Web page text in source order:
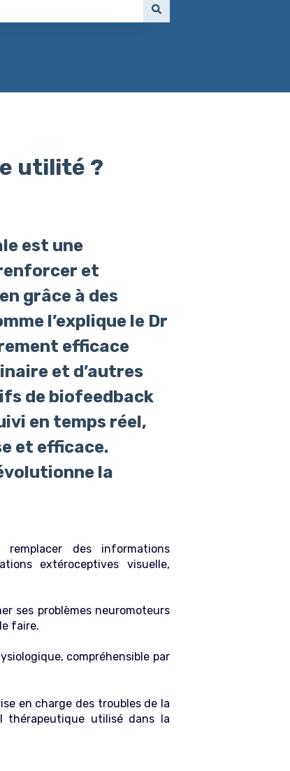
utilité ?
est une
et
grâce à des
l’explique le Dr
efficace
et d’autres
de biofeedback
en temps réel,
et efficace.
la
des informations
extéroceptives visuelle,
ses problèmes neuromoteurs
faire.
compréhensible par
en charge des troubles de la
thérapeutique utilisé dans la